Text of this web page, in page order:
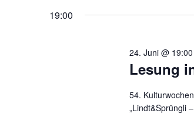
2026
19:00
Lesung
24. Juni @ 19:00
54.
„Lindt&Sprüngli